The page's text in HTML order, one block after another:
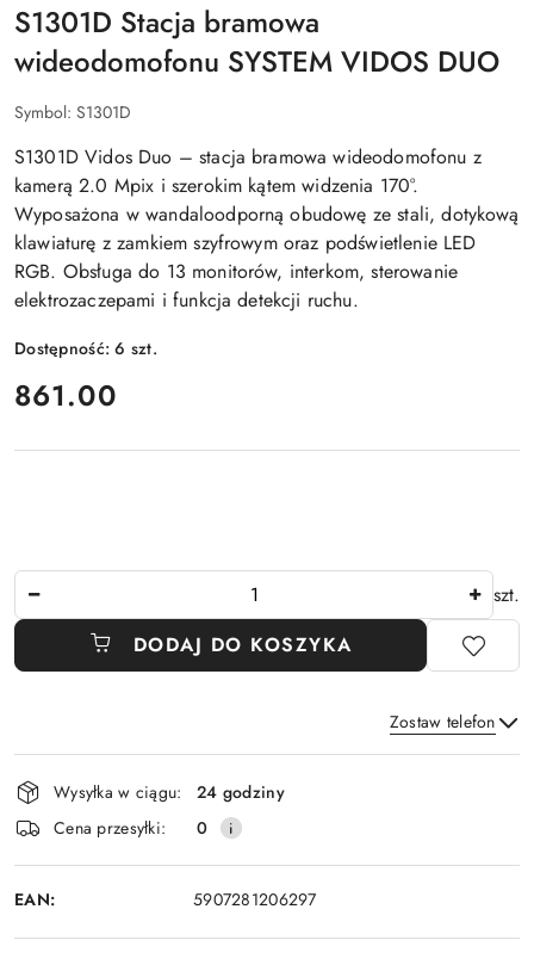
S1301D Stacja bramowa
wideodomofonu SYSTEM VIDOS DUO
Symbol: S1301D
S1301D Vidos Duo – stacja bramowa wideodomofonu z
kamerą 2.0 Mpix i szerokim kątem widzenia 170°.
Wyposażona w wandaloodporną obudowę ze stali, dotykową
klawiaturę z zamkiem szyfrowym oraz podświetlenie LED
RGB. Obsługa do 13 monitorów, interkom, sterowanie
elektrozaczepami i funkcja detekcji ruchu.
Dostępność:6 szt.
cena:
861.00
szt.
DODAJ DO KOSZYKA
Zostaw telefon
Wyślij
Dostępność
i
dostawa
Wysyłka w ciągu:
24 godziny
Cena przesyłki:
0
EAN: 5907281206297